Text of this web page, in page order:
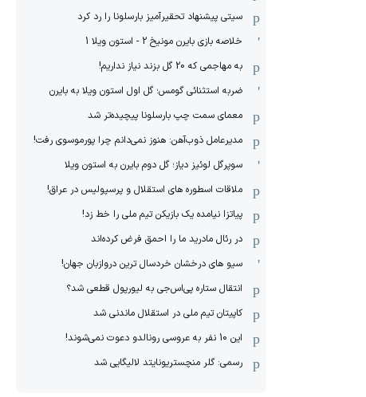
سیتی پیشنهاد تحقیرآمیز بارسلونا را رد کرد
خلاصه بازی بایرن مونیخ 2 - استون ویلا 1
به مهاجمی که 20 گل بزند نیاز نداریم!
ضربه استثنائی گومس؛ گل اول استون ویلا به بایرن
معمای سمت چپ بارسلونا پیچیده‌تر شد
مدیرعامل ذوب‌آهن: هنوز نمی‌دانم چرا پورموسوی رفت!
سوپرگل لوئیز دیاز؛ گل دوم بایرن به استون ویلا
ملاقات اسطوره های استقلال و پرسپولیس در عراق!
پیاتزا نیامده یک بازیکن تیم ملی را خط زد!
در رئال مادرید ما را احمق فرض کرده‌اند
سیو های درخشان خردسال ترین دروازبان جهان!
انتقال ستاره پی‌اس‌جی به لیورپول قطعی شد؟
کاپیتان تیم ملی در استقلال ماندنی شد
این 10 نفر به عروسی رونالدو دعوت نمی‌شوند!
رسمی: گلر منچستریونایتد لالیگایی شد